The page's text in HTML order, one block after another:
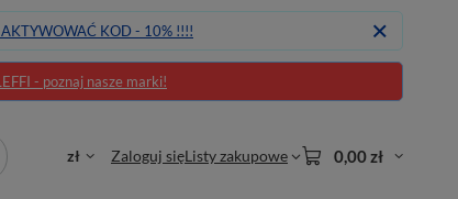
KOD - 10% !!!!
- poznaj nasze marki!
zł Zaloguj sięListy zakupowe 0,00 zł